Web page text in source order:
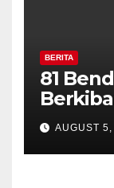
BERITA
81
Timpik
HUT
AUGUST